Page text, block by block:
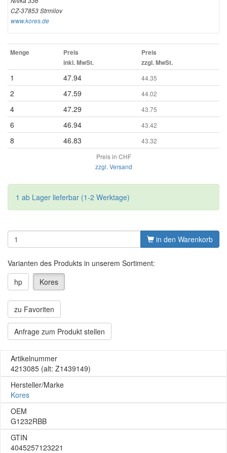
CZ-37853 Strmilov
www.kores.de
Menge
Preis
inkl. MwSt.
Preis
zzgl. MwSt.
1 47.94 44.35
2 47.59 44.02
4 47.29 43.75
6 46.94 43.42
8 46.83
43.32
Preis in CHF
zzgl. Versand
1 ab Lager lieferbar (1-2 Werktage)
in den Warenkorb
Varianten des Produkts in unserem Sortiment:
hp
Kores
zu Favoriten
Anfrage zum Produkt stellen
Artikelnummer
4213085 (alt: Z1439149)
Hersteller/Marke
Kores
OEM
G1232RBB
GTIN
4045257123221